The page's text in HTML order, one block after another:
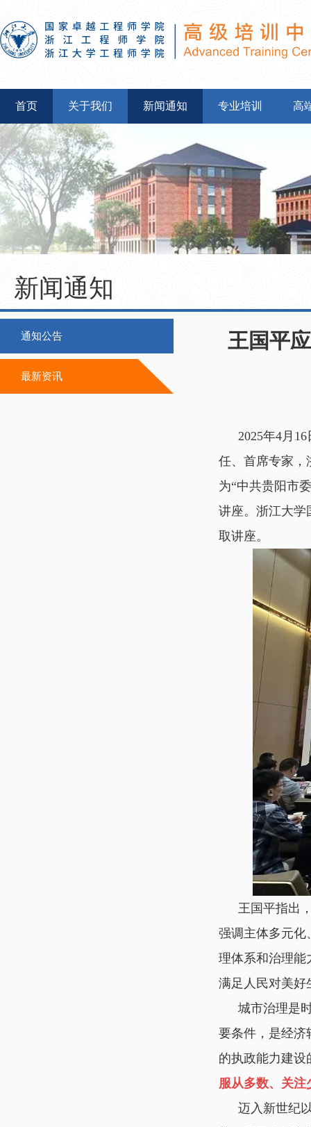
首页 关于我们 新闻通知 专业培训 高
新闻通知
通知公告
最新资讯
王国平
2025年4月
任、首席专家，
为“中共贵阳市
讲座。浙江大学
取讲座。
王国平指出
强调主体多元化
理体系和治理能
满足人民对美好
城市治理是
要条件，是经济
的执政能力建设
服从多数、关注
迈入新世纪